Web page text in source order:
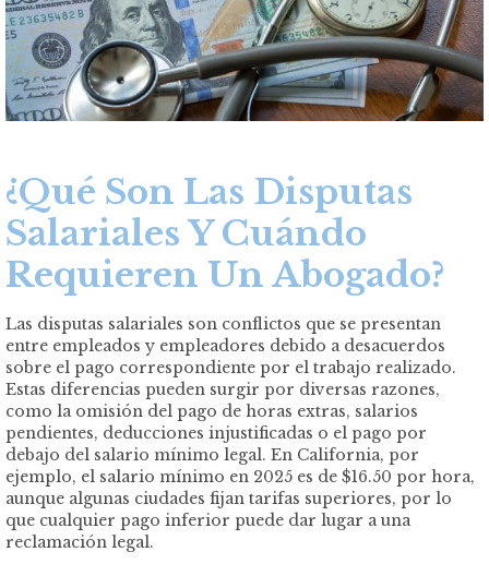
¿Qué Son Las Disputas
Salariales Y Cuándo
Requieren Un Abogado?
Las disputas salariales son conflictos que se presentan
entre empleados y empleadores debido a desacuerdos
sobre el pago correspondiente por el trabajo realizado.
Estas diferencias pueden surgir por diversas razones,
como la omisión del pago de horas extras, salarios
pendientes, deducciones injustificadas o el pago por
debajo del salario mínimo legal. En California, por
ejemplo, el salario mínimo en 2025 es de $16.50 por hora,
aunque algunas ciudades fijan tarifas superiores, por lo
que cualquier pago inferior puede dar lugar a una
reclamación legal.